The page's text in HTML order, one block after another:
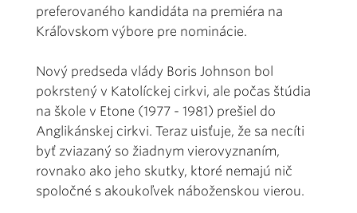
preferovaného kandidáta na premiéra na
Kráľovskom výbore pre nominácie.
Nový predseda vlády Boris Johnson bol
pokrstený v Katolíckej cirkvi, ale počas štúdia
na škole v Etone (1977 - 1981) prešiel do
Anglikánskej cirkvi. Teraz uisťuje, že sa necíti
byť zviazaný so žiadnym vierovyznaním,
rovnako ako jeho skutky, ktoré nemajú nič
spoločné s akoukoľvek náboženskou vierou.